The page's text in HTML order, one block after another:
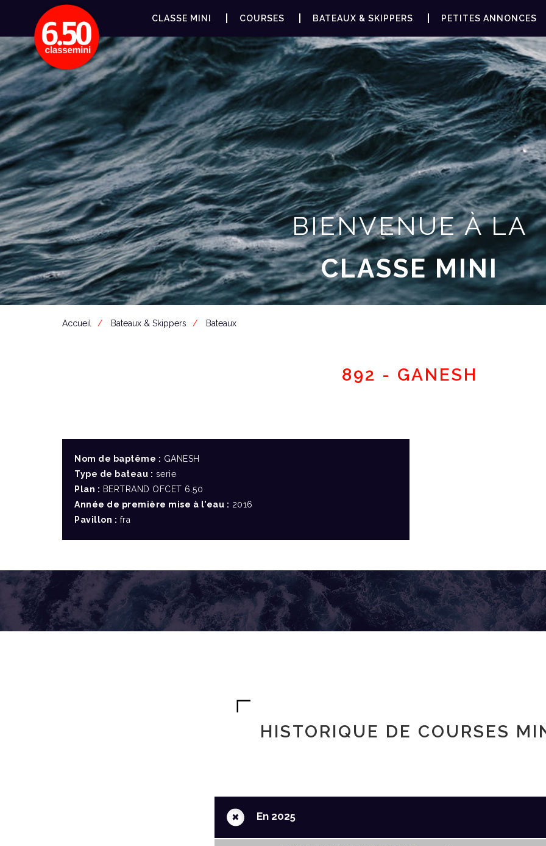
CLASSE MINI COURSES BATEAUX & SKIPPERS PETITES ANNONCES
BIENVENUE À LA
CLASSE MINI
Accueil Bateaux & Skippers Bateaux
892 - GANESH
Nom de baptême : GANESH
Type de bateau : serie
Plan : BERTRAND OFCET 6.50
Année de première mise à l'eau : 2016
Pavillon : fra
HISTORIQUE DE COURSES
+ En 2025